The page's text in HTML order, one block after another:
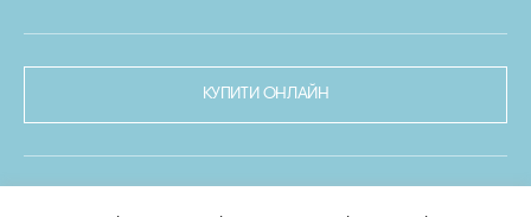
КУПИТИ ОНЛАЙН